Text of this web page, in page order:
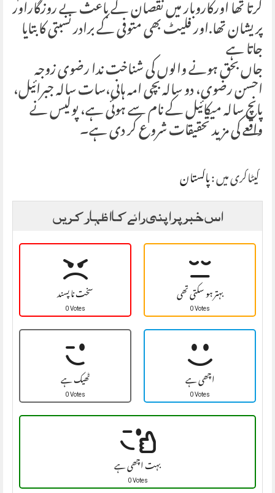
کرتا تھا اورکاروبار میں نقصان کے باعث بے روزگاراور
پریشان تھا.اور فلیٹ بھی متوفی کے برادر نسبتی کا بتایا
جاتا ہے
جاں بحق ہونے والوں کی شناخت ندا رضوی زوجہ
احسن رضوی، دو سالہ بچی امہ ہانی،سات سالہ جبرائیل،
پانچ سالہ میکائیل کے نام سے ہوئی ہے، پولیس نے
واقعے کی مزید تحقیقات شروع کر دی ہے۔
کیٹاگری میں :پاکستان
اس خبر پر اپنی رائے کا اظہار کریں
سخت نا پسند
0 Votes بہتر ہو سکتی تھی
0 Votes
ٹھیک ہے
0 Votes اچھی ہے
0 Votes
بہت اچھی ہے
0 Votes